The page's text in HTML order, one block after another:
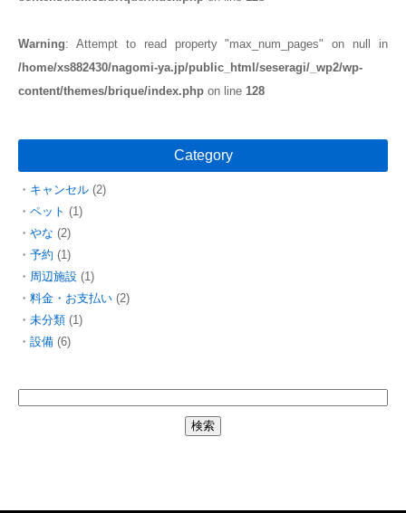
Warning: Attempt to read property "max_num_pages" on null in
/home/xs882430/nagomi-ya.jp/public_html/seseragi/_wp2/wp-
content/themes/brique/index.php on line 128
Category
キャンセル (2)
ペット (1)
やな (2)
予約 (1)
周辺施設 (1)
料金・お支払い (2)
未分類 (1)
設備 (6)